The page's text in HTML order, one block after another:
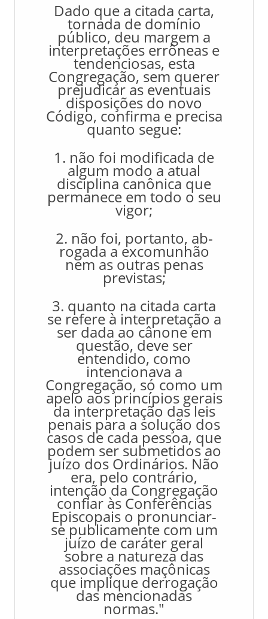
Dado que a citada carta,
tornada de domínio
público, deu margem a
interpretações errôneas e
tendenciosas, esta
Congregação, sem querer
prejudicar as eventuais
disposições do novo
Código, confirma e precisa
quanto segue:
1. não foi modificada de
algum modo a atual
disciplina canônica que
permanece em todo o seu
vigor;
2. não foi, portanto, ab-
rogada a excomunhão
nem as outras penas
previstas;
3. quanto na citada carta
se refere à interpretação a
ser dada ao cânone em
questão, deve ser
entendido, como
intencionava a
Congregação, só como um
apelo aos princípios gerais
da interpretação das leis
penais para a solução dos
casos de cada pessoa, que
podem ser submetidos ao
juízo dos Ordinários. Não
era, pelo contrário,
intenção da Congregação
confiar às Conferências
Episcopais o pronunciar-
se publicamente com um
juízo de caráter geral
sobre a natureza das
associações maçônicas
que implique derrogação
das mencionadas
normas."